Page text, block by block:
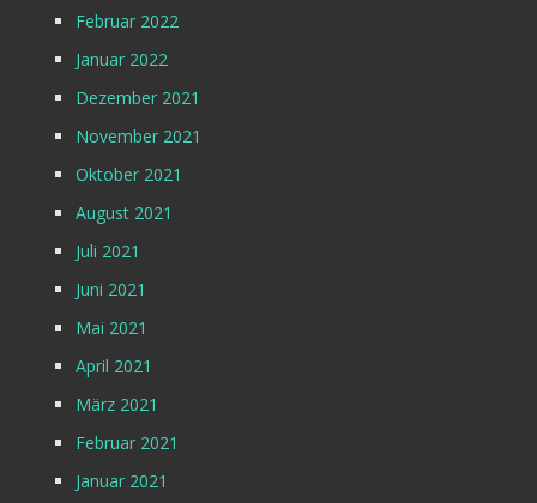
Februar 2022
Januar 2022
Dezember 2021
November 2021
Oktober 2021
August 2021
Juli 2021
Juni 2021
Mai 2021
April 2021
März 2021
Februar 2021
Januar 2021